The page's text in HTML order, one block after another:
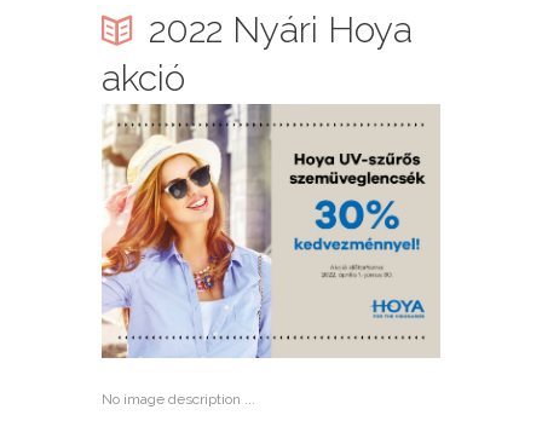
2022 Nyári Hoya
akció
No image description ...